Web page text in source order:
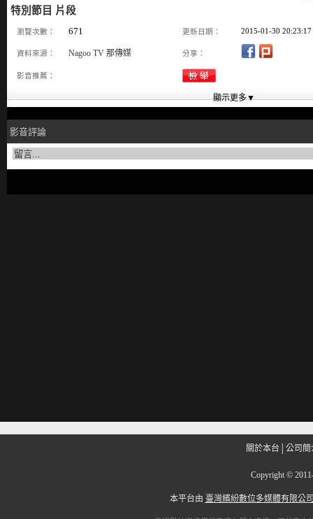
特別節目 片段
瀏覽次數： 671 更新日期： 2015-01-30 20:23:17
資料來源： Nagoo TV 那傳媒 分享：
影音推薦：
影音評論
關於本台 公司簡
Copyright ©
本平台由 臺灣繽紛數位多媒體有限公